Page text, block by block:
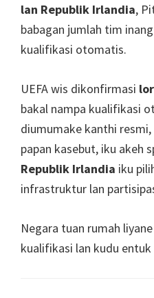
lan Republik Irlandia,
babagan jumlah tim
kualifikasi otomatis.
UEFA wis dikonfirmasi
bakal nampa kualifikasi
diumumake kanthi
papan kasebut, iku akeh
Republik Irlandia iku
infrastruktur lan
Negara tuan rumah
kualifikasi lan kudu